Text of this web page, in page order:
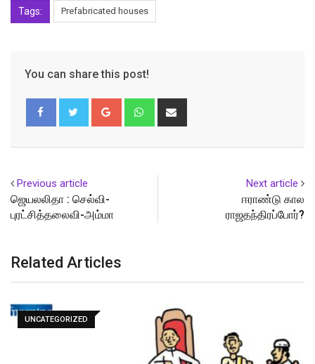
Tags: Prefabricated houses
You can share this post!
Google+ Whatsapp
Previous article
ஜெயலலிதா : செல்வி-
புரட்சித்தலைவி-அம்மா
Next article
ஈராண்டு கால
ராஜதந்திரப்போர்?
Related Articles
UNCATEGORIZED